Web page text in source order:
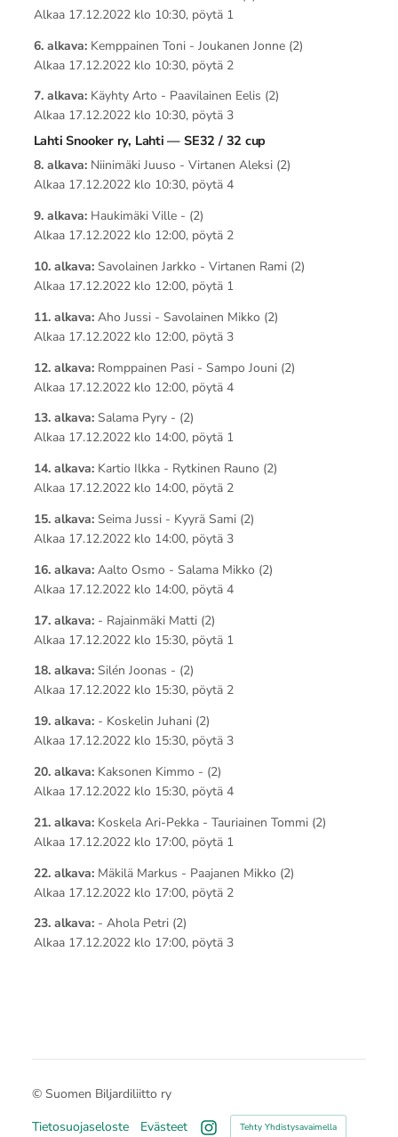
Alkaa 17.12.2022 klo 10:30, pöytä 1
6. alkava:Kemppainen Toni - Joukanen Jonne (2)
Alkaa 17.12.2022 klo 10:30, pöytä 2
7. alkava:Käyhty Arto - Paavilainen Eelis (2)
Alkaa 17.12.2022 klo 10:30, pöytä 3
Lahti Snooker ry, Lahti — SE32 / 32 cup
8. alkava:Niinimäki Juuso - Virtanen Aleksi (2)
Alkaa 17.12.2022 klo 10:30, pöytä 4
9. alkava:Haukimäki Ville - (2)
Alkaa 17.12.2022 klo 12:00, pöytä 2
10. alkava:Savolainen Jarkko - Virtanen Rami (2)
Alkaa 17.12.2022 klo 12:00, pöytä 1
11. alkava:Aho Jussi - Savolainen Mikko (2)
Alkaa 17.12.2022 klo 12:00, pöytä 3
12. alkava:Romppainen Pasi - Sampo Jouni (2)
Alkaa 17.12.2022 klo 12:00, pöytä 4
13. alkava:Salama Pyry - (2)
Alkaa 17.12.2022 klo 14:00, pöytä 1
14. alkava:Kartio Ilkka - Rytkinen Rauno (2)
Alkaa 17.12.2022 klo 14:00, pöytä 2
15. alkava:Seima Jussi - Kyyrä Sami (2)
Alkaa 17.12.2022 klo 14:00, pöytä 3
16. alkava:Aalto Osmo - Salama Mikko (2)
Alkaa 17.12.2022 klo 14:00, pöytä 4
17. alkava:- Rajainmäki Matti (2)
Alkaa 17.12.2022 klo 15:30, pöytä 1
18. alkava:Silén Joonas - (2)
Alkaa 17.12.2022 klo 15:30, pöytä 2
19. alkava:- Koskelin Juhani (2)
Alkaa 17.12.2022 klo 15:30, pöytä 3
20. alkava:Kaksonen Kimmo - (2)
Alkaa 17.12.2022 klo 15:30, pöytä 4
21. alkava:Koskela Ari-Pekka - Tauriainen Tommi (2)
Alkaa 17.12.2022 klo 17:00, pöytä 1
22. alkava:Mäkilä Markus - Paajanen Mikko (2)
Alkaa 17.12.2022 klo 17:00, pöytä 2
23. alkava:- Ahola Petri (2)
Alkaa 17.12.2022 klo 17:00, pöytä 3
© Suomen Biljardiliitto ry
Tietosuojaseloste
Evästeet
Tehty Yhdistysavaimella